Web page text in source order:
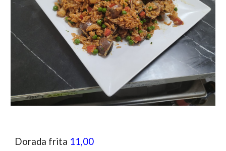
Dorada frita 11,00